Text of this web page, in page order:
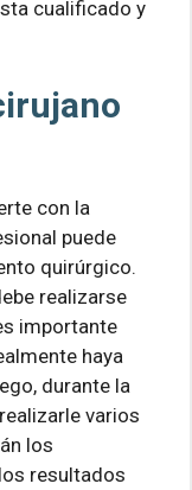
cualificado y
con la
puede
quirúrgico.
realizarse
importante
haya
durante la
varios
los
resultados